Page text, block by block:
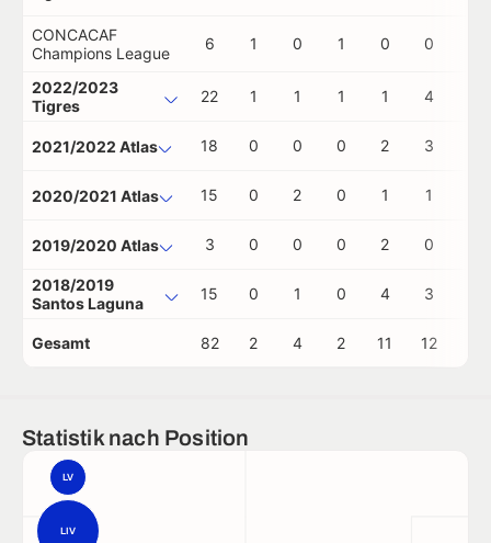
CONCACAF
Champions League
6 1 0 1 0 0
2022/2023
Tigres
22 1 1 1 1 4
2021/2022 Atlas 18 0 0 0 2 3
2020/2021 Atlas 15 0 2 0 1 1
2019/2020 Atlas 3 0 0 0 2 0
2018/2019
Santos Laguna
15 0 1 0 4 3
Gesamt 82 2 4 2 11 12
Statistik nach Position
LIV
LV